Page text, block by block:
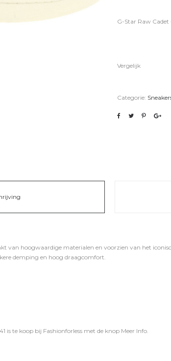
G-Star Raw Cadet
Vergelijk
Categorie:
van hoogwaardige materialen en voorzien van het
demping en hoog draagcomfort.
is te koop bij Fashionforless met de knop Meer Info.